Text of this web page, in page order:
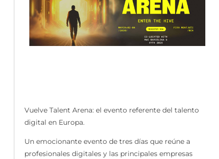
Vuelve Talent Arena: el evento referente del talento
digital en Europa.
Un emocionante evento de tres días que reúne a
profesionales digitales y las principales empresas